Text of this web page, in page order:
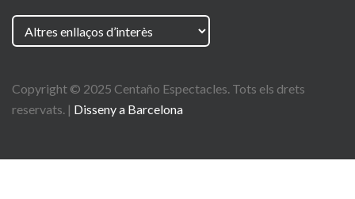
Copyright © 2025 Centaño Espectacles. Tots els drets
reservats. | Disseny a Barcelona